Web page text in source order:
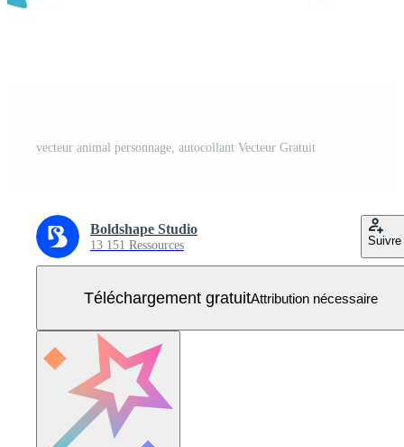
vecteur animal personnage, autocollant Vecteur Gratuit
Boldshape Studio
13 151 Ressources Suivre
Téléchargement gratuitAttribution nécessaire